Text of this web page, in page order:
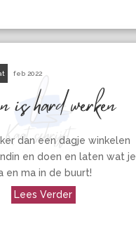
feb 2022
is hard werken
dan een dagje winkelen
en doen en laten wat je
en ma in de buurt!
Lees Verder